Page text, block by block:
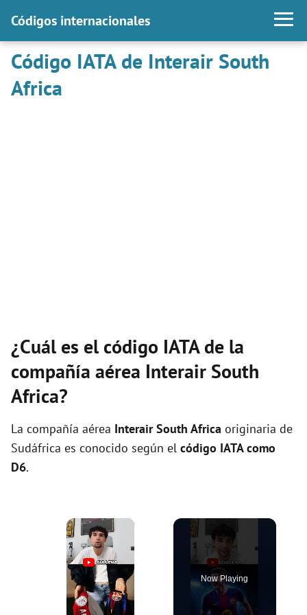
Códigos internacionales
Código IATA de Interair South
Africa
¿Cuál es el código IATA de la
compañía aérea Interair South
Africa?
La compañía aérea Interair South Africa originaria de
Sudáfrica es conocido según el código IATA como
D6.
×
Now Playing